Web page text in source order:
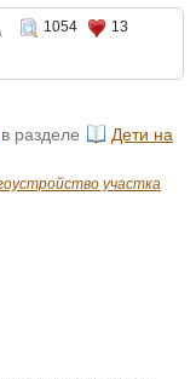
1054
13
в разделе
Дети на
участка